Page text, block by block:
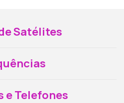
Satélites
e Telefones